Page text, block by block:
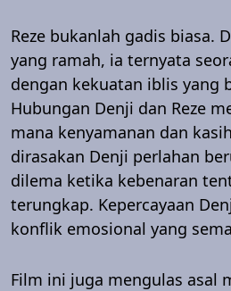
Reze bukanlah gadis biasa.
yang ramah, ia ternyata
dengan kekuatan iblis yang
Hubungan Denji dan Reze
mana kenyamanan dan
dirasakan Denji perlahan
dilema ketika kebenaran
terungkap. Kepercayaan
konflik emosional yang
Film ini juga mengulas asal